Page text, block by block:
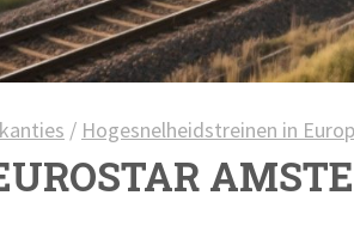
/ Hogesnelheidstreinen in